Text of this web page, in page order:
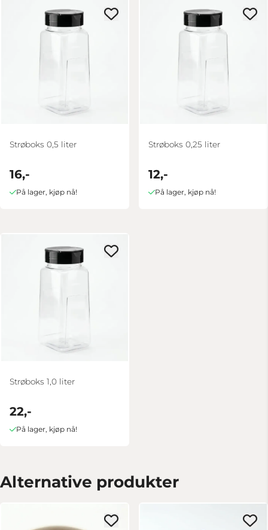
Strøboks 0,5 liter
16,-
På lager, kjøp nå!
Strøboks 0,25 liter
12,-
På lager, kjøp nå!
Strøboks 1,0 liter
22,-
På lager, kjøp nå!
Alternative produkter